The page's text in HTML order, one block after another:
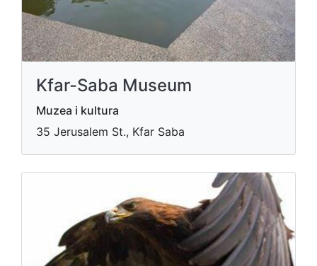
Kfar-Saba Museum
Muzea i kultura
35 Jerusalem St., Kfar Saba